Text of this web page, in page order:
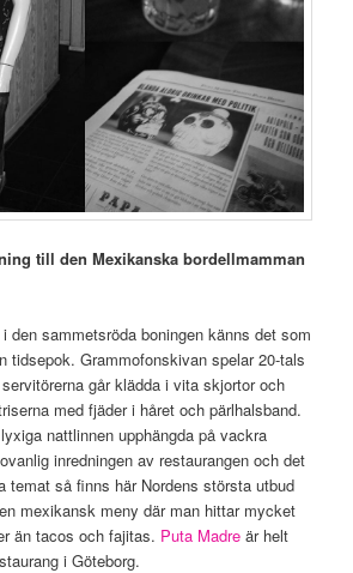
till den Mexikanska bordellmamman
den sammetsröda boningen känns det som
tidsepok. Grammofonskivan spelar 20-tals
går klädda i vita skjortor och
med fjäder i håret och pärlhalsband.
nattlinnen upphängda på vackra
inredningen av restaurangen och det
temat så finns här Nordens största utbud
mexikansk meny där man hittar mycket
än tacos och fajitas. Puta Madre är helt
i Göteborg.